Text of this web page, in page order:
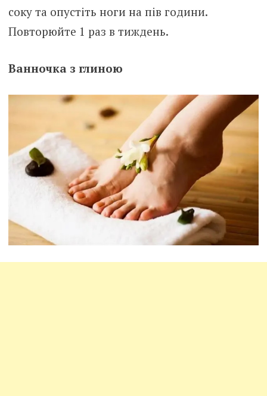
соку та опустіть ноги на пів години.
Повторюйте 1 раз в тиждень.
Ванночка з глиною